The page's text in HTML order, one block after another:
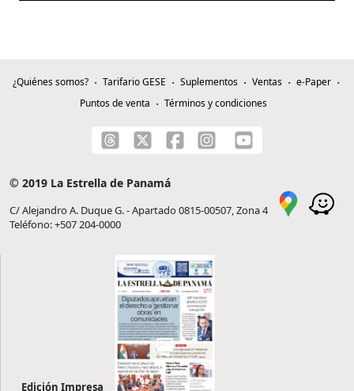
¿Quiénes somos? Tarifario GESE Suplementos Ventas
e-Paper
Puntos de venta
Términos y condiciones
© 2019 La Estrella de Panamá
C/ Alejandro A. Duque G. - Apartado 0815-00507, Zona 4
Teléfono: +507 204-0000
Edición Impresa